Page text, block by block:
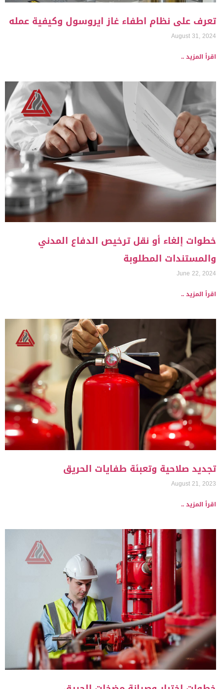
تعرف على نظام اطفاء غاز ايروسول وكيفية عمله
August 31, 2024
اقرأ المزيد ..
خطوات إلغاء أو نقل ترخيص الدفاع المدني
والمستندات المطلوبة
June 22, 2024
اقرأ المزيد ..
تجديد صلاحية وتعبئة طفايات الحريق
August 21, 2023
اقرأ المزيد ..